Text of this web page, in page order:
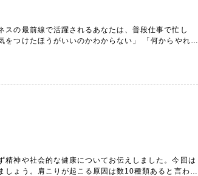
の最前線で活躍されるあなたは、普段仕事で忙し
をつけたほうがいいのかわからない」 「何からやれば
神や社会的な健康についてお伝えしました。今回は
ょう。肩こりが起こる原因は数10種類あると言われ